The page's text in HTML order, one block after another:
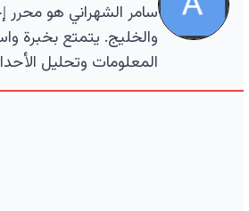
سامر الشهراني هو
والخليج. يتمتع بخبرة
المعلومات وتحليل